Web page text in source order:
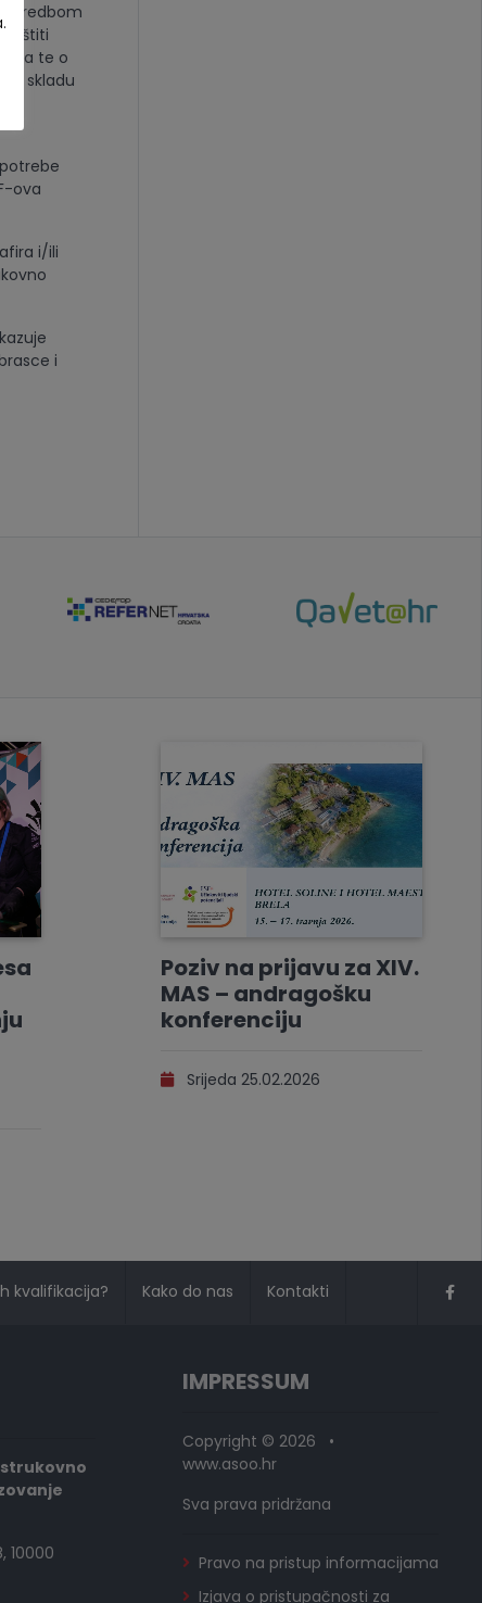
Uredbom
zaštiti
te o
u skladu
ova
i/ili
i
Poziv na prijavu za XIV.
MAS – andragošku
konferenciju
Srijeda 25.02.2026
kvalifikacija? Kako do nas Kontakti
strukovno
10000
IMPRESSUM
Copyright © 2026 •
www.asoo.hr
Sva prava pridržana
Pravo na pristup informacijama
Izjava o pristupačnosti za